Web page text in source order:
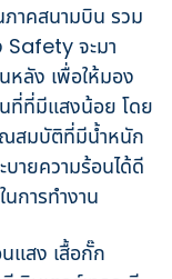
ภาคสนามบิน รวม
Safety จะมา
หลัง เพื่อให้มอง
นที่ที่มีแสงน้อย โดย
ณสมบัติที่มีน้ำหนัก
ายความร้อนได้ดี
การทำงาน
แสง เสื้อกั๊ก